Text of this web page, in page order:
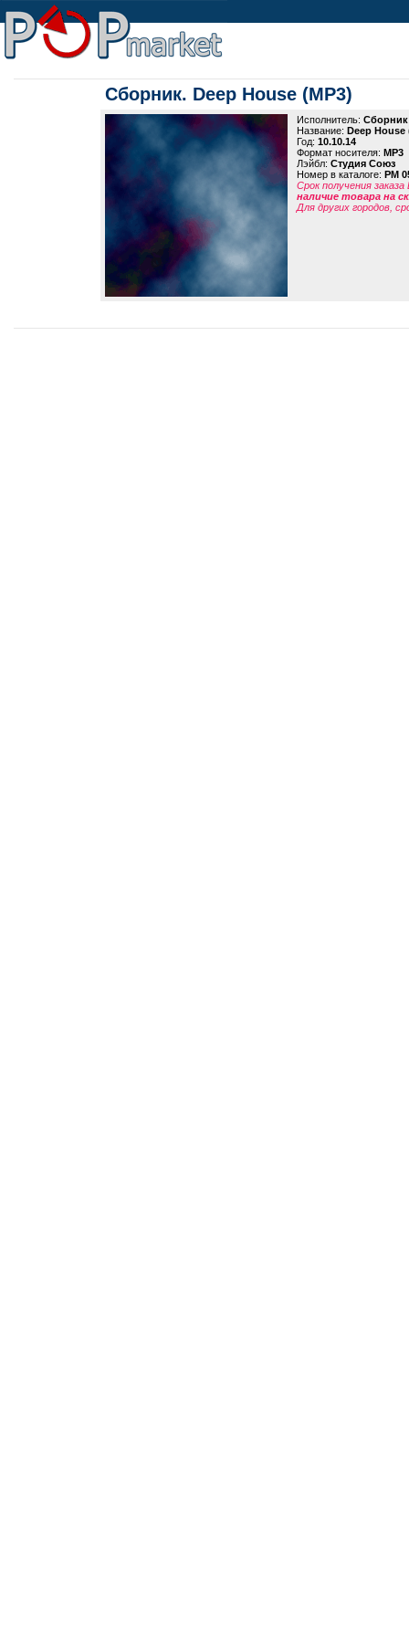
Сборник. Deep House (MP3)
Исполнитель: Сборник
Название: Deep House
Год: 10.10.14
Формат носителя: MP3
Лэйбл: Студия Союз
Номер в каталоге: PM
Срок получения
наличие товара на
Для других городов,